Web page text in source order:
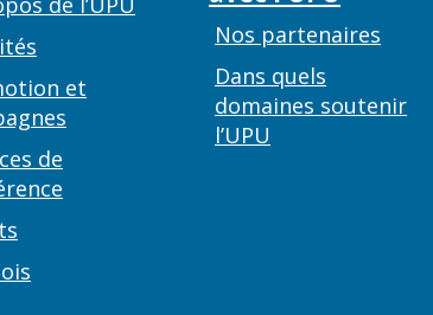
et
de
Nos partenaires
Dans quels
domaines soutenir
l’UPU